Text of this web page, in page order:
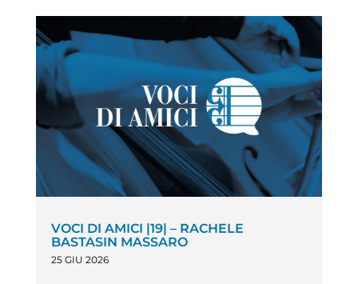
VOCI DI AMICI |19| – RACHELE
BASTASIN MASSARO
25 GIU 2026